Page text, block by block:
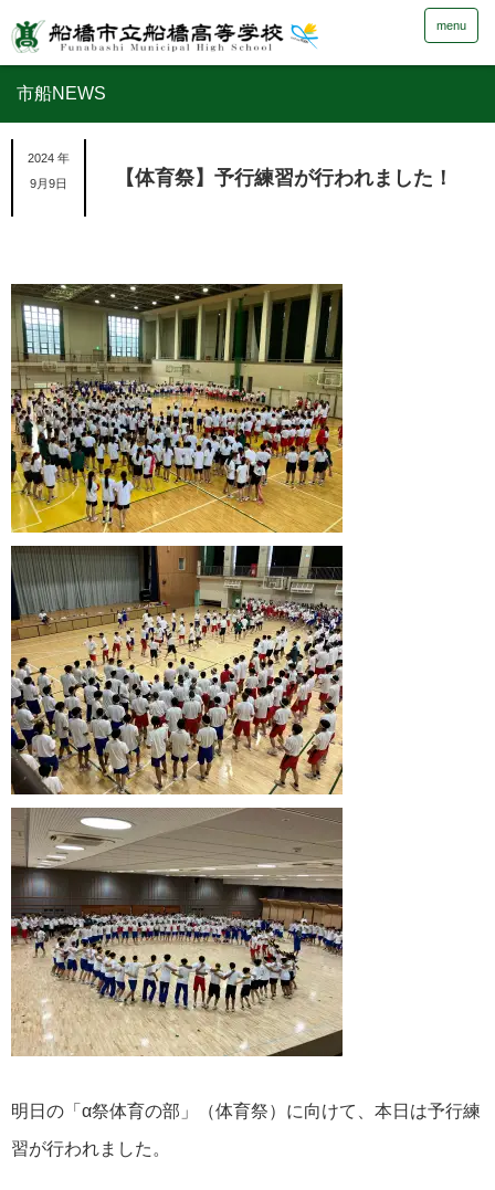
menu
市船NEWS
2024 年
9月9日
【体育祭】予行練習が行われました！
明日の「α祭体育の部」（体育祭）に向けて、本日は予行練
習が行われました。